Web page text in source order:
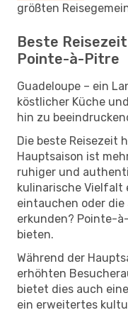
größten
Beste
Pointe-à-Pitre
Guadeloupe – ein
köstlicher Küche
hin zu
Die beste Reisezeit
Hauptsaison ist
ruhiger und
kulinarische Vielfalt
eintauchen oder
erkunden? Pointe-
bieten.
Während der
erhöhten
bietet dies auch
ein erweitertes